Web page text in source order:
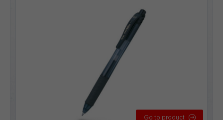
Go to product